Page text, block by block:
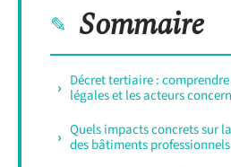
Sommaire
Décret tertiaire :
légales et les acteurs
Quels impacts concrets sur
des bâtiments